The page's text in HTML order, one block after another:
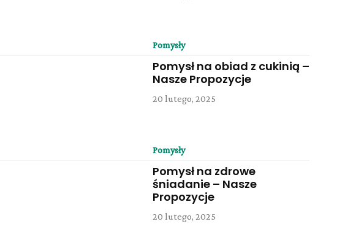
Pomysły
Pomysł na obiad z cukinią –
Nasze Propozycje
20 lutego, 2025
Pomysły
Pomysł na zdrowe
śniadanie – Nasze
Propozycje
20 lutego, 2025